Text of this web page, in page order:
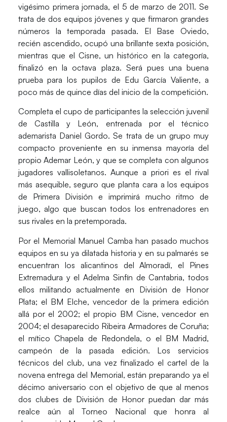
vigésimo primera jornada, el 5 de marzo de 2011. Se
trata de dos equipos jóvenes y que firmaron grandes
números la temporada pasada. El Base Oviedo,
recién ascendido, ocupó una brillante sexta posición,
mientras que el Cisne, un histórico en la categoría,
finalizó en la octava plaza. Será pues una buena
prueba para los pupilos de Edu García Valiente, a
poco más de quince días del inicio de la competición.
Completa el cupo de participantes la selección juvenil
de Castilla y León, entrenada por el técnico
ademarista Daniel Gordo. Se trata de un grupo muy
compacto proveniente en su inmensa mayoría del
propio Ademar León, y que se completa con algunos
jugadores vallisoletanos. Aunque a priori es el rival
más asequible, seguro que planta cara a los equipos
de Primera División e imprimirá mucho ritmo de
juego, algo que buscan todos los entrenadores en
sus rivales en la pretemporada.
Por el Memorial Manuel Camba han pasado muchos
equipos en su ya dilatada historia y en su palmarés se
encuentran los alicantinos del Almoradí, el Pines
Extremadura y el Adelma Sinfín de Cantabria, todos
ellos militando actualmente en División de Honor
Plata; el BM Elche, vencedor de la primera edición
allá por el 2002; el propio BM Cisne, vencedor en
2004; el desaparecido Ribeira Armadores de Coruña;
el mítico Chapela de Redondela, o el BM Madrid,
campeón de la pasada edición. Los servicios
técnicos del club, una vez finalizado el cartel de la
novena entrega del Memorial, están preparando ya el
décimo aniversario con el objetivo de que al menos
dos clubes de División de Honor puedan dar más
realce aún al Torneo Nacional que honra al